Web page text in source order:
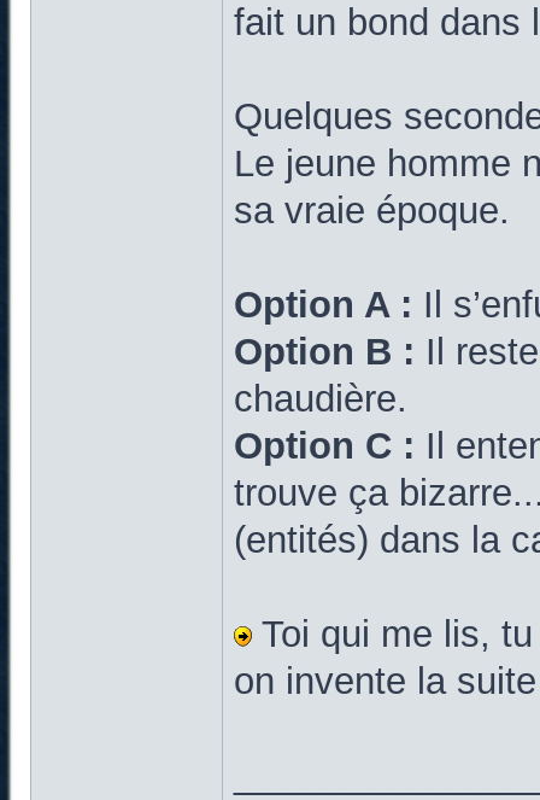
fait un bond dans
Quelques
Le jeune homme
sa vraie époque.
Option A : Il
Option B : Il
chaudière.
Option C : Il
trouve ça
(entités) dans la
Toi qui me lis,
on invente la